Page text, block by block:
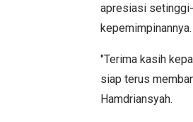
apresiasi
kepemimpinannya.
"Terima kasih
siap terus
Hamdriansyah.